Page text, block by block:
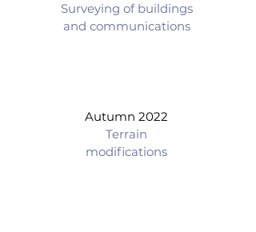
Surveying of buildings
and communications
Autumn 2022
Terrain
modifications